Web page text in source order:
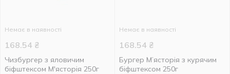
Немає в наявності
168.54 ₴
Чизбургер з яловичим
біфштексом М'ясторія 250г
Немає в наявності
168.54 ₴
Бургер М’ясторія з курячим
біфштексом 250г